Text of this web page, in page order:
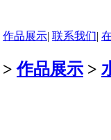
作品展示| 联系我们|
>作品展示 >